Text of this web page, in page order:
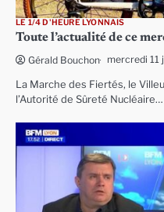
LE 1/4 D'HEURE LYONNAIS
Toute l’actualité de ce
Gérald Bouchon mercredi 11
La Marche des Fiertés, le
l’Autorité de Sûreté Nucléaire…